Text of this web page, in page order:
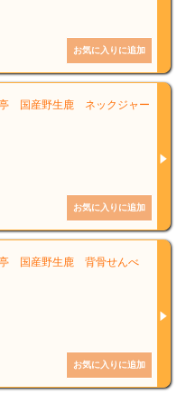
亭 国産野生鹿 ネックジャー
亭 国産野生鹿 背骨せんべ